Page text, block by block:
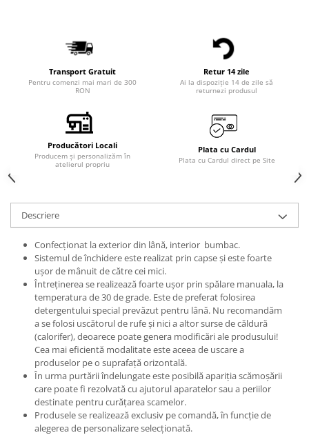
Transport Gratuit
Pentru comenzi mai mari de 300
RON
Retur 14 zile
Ai la dispoziție 14 de zile să
returnezi produsul
Producători Locali
Producem și personalizăm în
atelierul propriu
Plata cu Cardul
Plata cu Cardul direct pe Site
Descriere
Confecționat la exterior din lână, interior bumbac.
Sistemul de închidere este realizat prin capse și este foarte
ușor de mânuit de către cei mici.
Întreținerea se realizează foarte ușor prin spălare manuala, la
temperatura de 30 de grade. Este de preferat folosirea
detergentului special prevăzut pentru lână. Nu recomandăm
a se folosi uscătorul de rufe și nici a altor surse de căldură
(calorifer), deoarece poate genera modificări ale produsului!
Cea mai eficientă modalitate este aceea de uscare a
produselor pe o suprafață orizontală.
În urma purtării îndelungate este posibilă apariția scămoșării
care poate fi rezolvată cu ajutorul aparatelor sau a periilor
destinate pentru curățarea scamelor.
Produsele se realizează exclusiv pe comandă, în funcție de
alegerea de personalizare selecționată.